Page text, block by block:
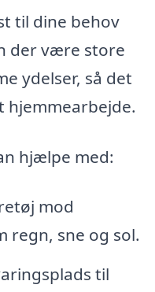
til dine behov
der være store
ydelser, så det
hjemmearbejde.
hjælpe med:
mod
regn, sne og sol.
til